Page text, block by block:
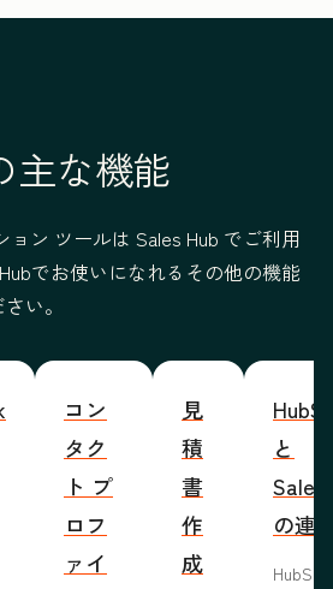
主な機能
ン ツールは Sales Hub でご利用
でお使いになれるその他の機能
い。
コン
タク
ト プ
ロフ
ァイ
見
積
書
作
成
と
の連